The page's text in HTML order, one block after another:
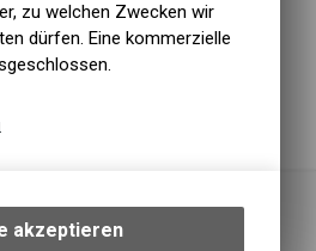
über feste Wege
haben Biss im Gelände
Pannenschutz
zu welchen Zwecken wir
dürfen. Eine kommerzielle
Interaktionen und
auf Ihrem Gerät,
akzeptieren